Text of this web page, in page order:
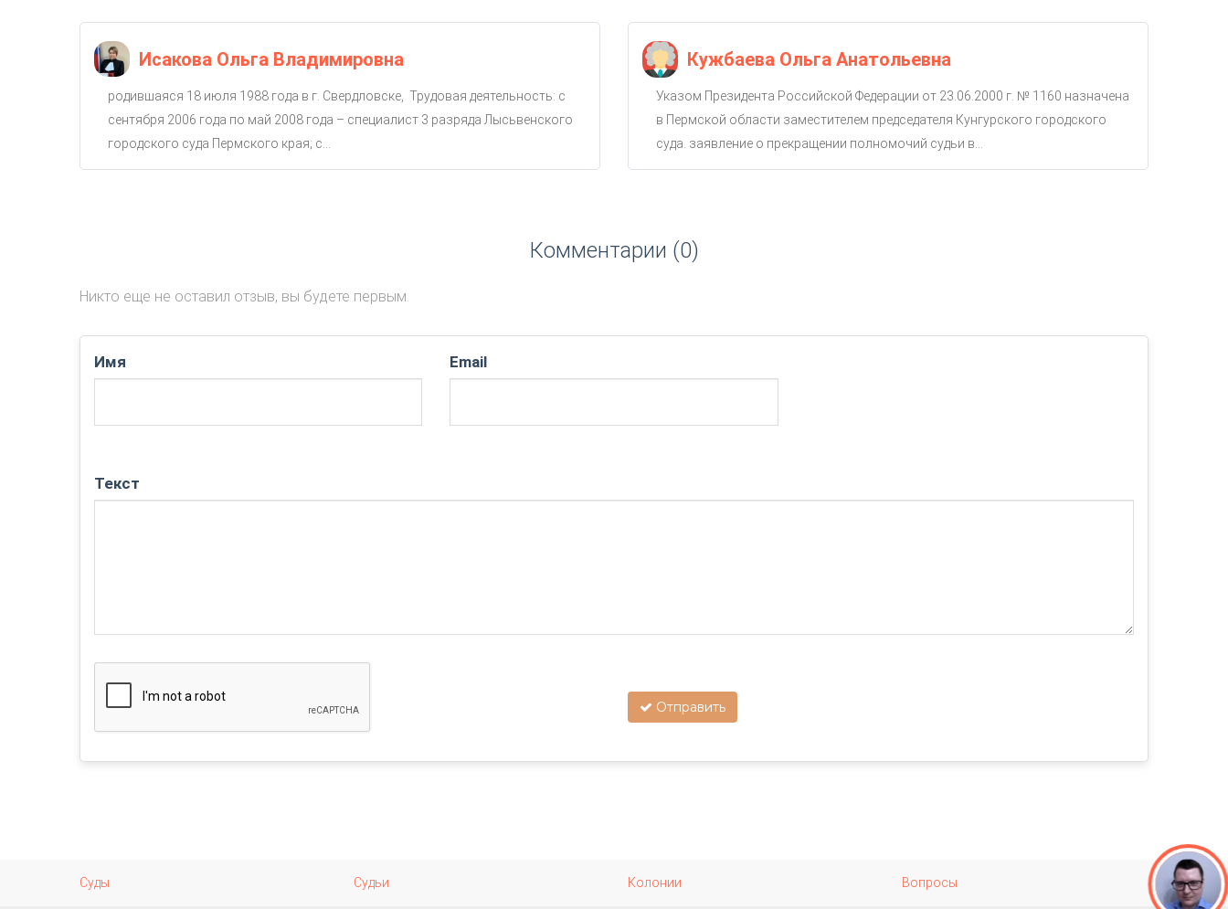
Исакова Ольга Владимировна
родившаяся 18 июля 1988 года в г. Свердловске, Трудовая деятельность: с
сентября 2006 года по май 2008 года – специалист 3 разряда Лысьвенского
городского суда Пермского края; с...
Кужбаева Ольга Анатольевна
Указом Президента Российской Федерации от 23.06.2000 г. № 1160 назначена
в Пермской области заместителем председателя Кунгурского городского
суда. заявление о прекращении полномочий судьи в...
Комментарии (0)
Никто еще не оставил отзыв, вы будете первым.
Имя Email
Текст
Отправить
Суды Судьи Колонии Вопросы